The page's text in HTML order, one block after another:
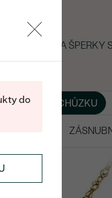
−25 % NA
SI SCHŮZKU
do